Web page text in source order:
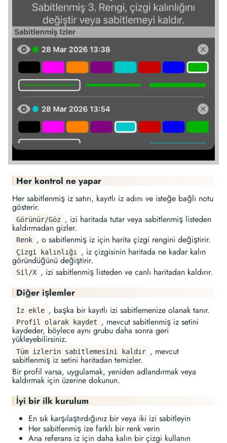
Her kontrol ne yapar
Her sabitlenmiş iz satırı, kayıtlı iz adını ve isteğe bağlı notu
gösterir.
Görünür/Göz , izi haritada tutar veya sabitlenmiş listeden
kaldırmadan gizler.
Renk , o sabitlenmiş iz için harita çizgi rengini değiştirir.
Çizgi kalınlığı , iz çizgisinin haritada ne kadar kalın
göründüğünü değiştirir.
Sil/X , izi sabitlenmiş listeden ve canlı haritadan kaldırır.
Diğer işlemler
İz ekle , başka bir kayıtlı izi sabitlemenize olanak tanır.
Profil olarak kaydet , mevcut sabitlenmiş iz setini
kaydeder, böylece aynı grubu daha sonra geri
yükleyebilirsiniz.
Tüm izlerin sabitlemesini kaldır , mevcut
sabitlenmiş iz setini haritadan temizler.
Bir profil varsa, uygulamak, yeniden adlandırmak veya
kaldırmak için üzerine dokunun.
İyi bir ilk kurulum
En sık karşılaştırdığınız bir veya iki izi sabitleyin
Her sabitlenmiş ize farklı bir renk verin
Ana referans iz için daha kalın bir çizgi kullanın